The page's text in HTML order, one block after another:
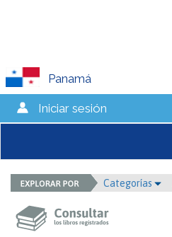
Panamá
Iniciar sesión
Categorías